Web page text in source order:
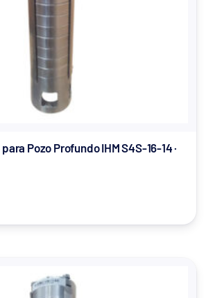
Pozo Profundo IHM S4S-16-14 ·